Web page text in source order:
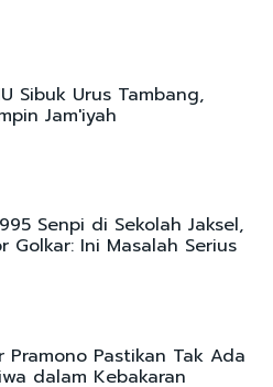
Sibuk Urus Tambang,
Jam'iyah
Senpi di Sekolah Jaksel,
Golkar: Ini Masalah Serius
Pramono Pastikan Tak Ada
dalam Kebakaran